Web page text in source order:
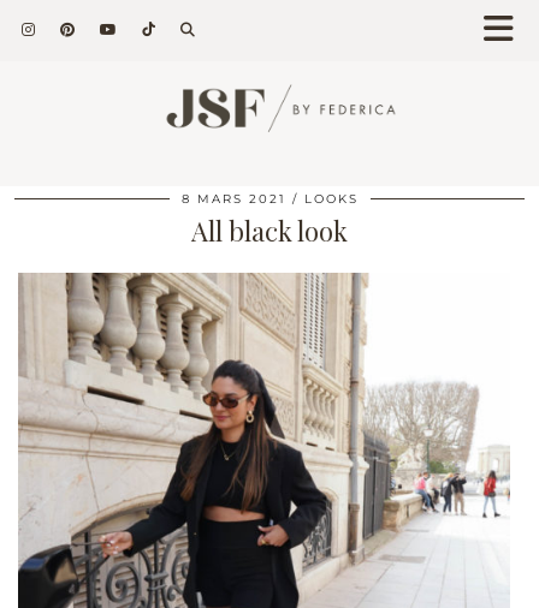
8 MARS 2021 LOOKS
All black look